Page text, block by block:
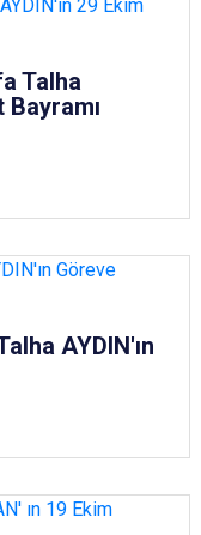
Talha
Bayramı
AYDIN'ın